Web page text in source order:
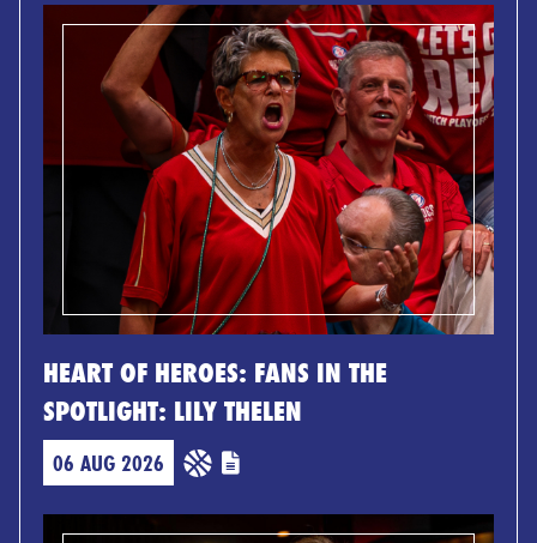
HEART OF HEROES: FANS IN THE
SPOTLIGHT: LILY THELEN
06 AUG 2026